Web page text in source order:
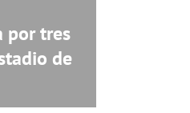
por tres
de